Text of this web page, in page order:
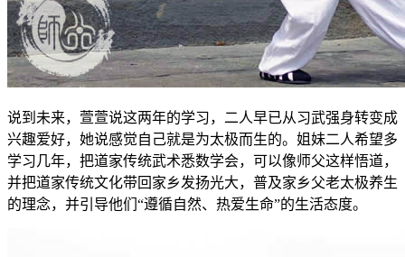
说到未来，萱萱说这两年的学习，二人早已从习武强身转变成
兴趣爱好，她说感觉自己就是为太极而生的。姐妹二人希望多
学习几年，把道家传统武术悉数学会，可以像师父这样悟道，
并把道家传统文化带回家乡发扬光大，普及家乡父老太极养生
的理念，并引导他们“遵循自然、热爱生命”的生活态度。